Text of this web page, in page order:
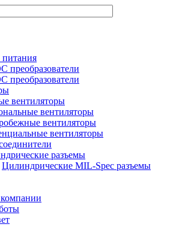
преобразователи
преобразователи
вентиляторы
вентиляторы
вентиляторы
вентиляторы
разъемы
Цилиндрические MIL-Spec разъемы